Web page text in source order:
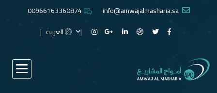
info@amwajalmasharia.sa
00966163360874
العربية